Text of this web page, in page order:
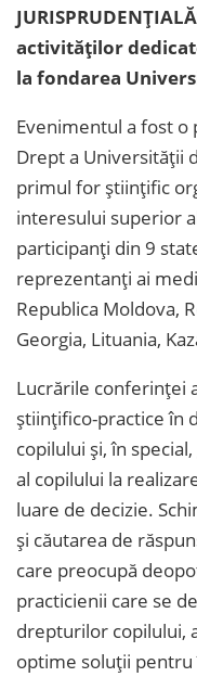
activităților
la fondarea
Evenimentul a fost
Drept a Universității
primul for științific
interesului superior
participanți din 9
reprezentanți ai
Republica Moldova,
Georgia, Lituania,
Lucrările conferinței
științifico-practice în
copilului și, în
al copilului la
luare de decizie.
și căutarea de
care preocupă
practicienii care se
drepturilor copilului,
optime soluții